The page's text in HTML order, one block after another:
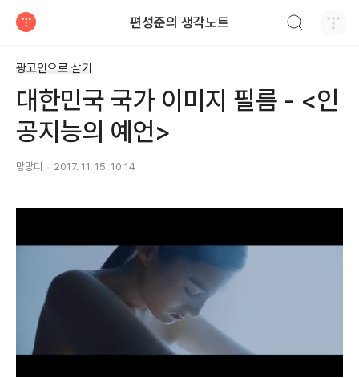
편성준의 생각노트
광고인으로 살기
대한민국 국가 이미지 필름 - <인
공지능의 예언>
망망디 2017. 11. 15. 10:14